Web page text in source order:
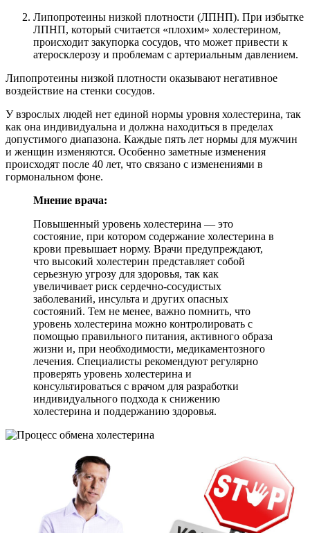
Липопротеины низкой плотности (ЛПНП). При избытке
ЛПНП, который считается «плохим» холестерином,
происходит закупорка сосудов, что может привести к
атеросклерозу и проблемам с артериальным давлением.
Липопротеины низкой плотности оказывают негативное
воздействие на стенки сосудов.
У взрослых людей нет единой нормы уровня холестерина, так
как она индивидуальна и должна находиться в пределах
допустимого диапазона. Каждые пять лет нормы для мужчин
и женщин изменяются. Особенно заметные изменения
происходят после 40 лет, что связано с изменениями в
гормональном фоне.
Мнение врача:
Повышенный уровень холестерина — это
состояние, при котором содержание холестерина в
крови превышает норму. Врачи предупреждают,
что высокий холестерин представляет собой
серьезную угрозу для здоровья, так как
увеличивает риск сердечно-сосудистых
заболеваний, инсульта и других опасных
состояний. Тем не менее, важно помнить, что
уровень холестерина можно контролировать с
помощью правильного питания, активного образа
жизни и, при необходимости, медикаментозного
лечения. Специалисты рекомендуют регулярно
проверять уровень холестерина и
консультироваться с врачом для разработки
индивидуального подхода к снижению
холестерина и поддержанию здоровья.